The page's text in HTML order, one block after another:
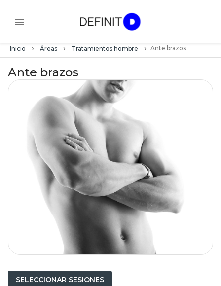
Inicio › Áreas › Tratamientos hombre › Ante brazos
Ante brazos
SELECCIONAR SESIONES